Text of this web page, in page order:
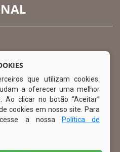
– SIC
– CPL
que utilizam cookies.
a oferecer uma melhor
Ao clicar no botão “Aceitar”
cookies em nosso site. Para
a nossa
Política de